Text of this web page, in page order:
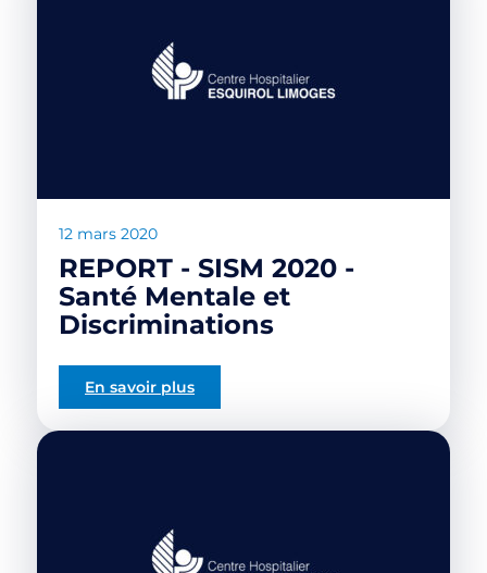
12 mars 2020
REPORT - SISM 2020 -
Santé Mentale et
Discriminations
En savoir plus